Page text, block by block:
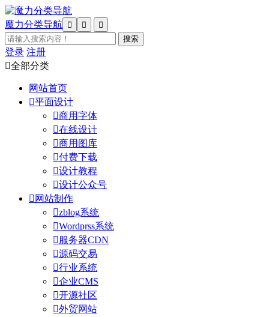
魔力分类导航   
登录 注册
全部分类
网站首页
平面设计
商用字体
在线设计
商用图库
付费下载
设计教程
设计公众号
 网站制作
zblog系统
Wordprss系统
 服务器CDN
源码交易
行业系统
企业CMS
开源社区
外贸网站